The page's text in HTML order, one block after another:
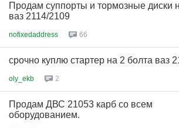
Продам суппорты и тормозные диски
ваз 2114/2109
nofixedaddress 66
срочно куплю стартер на 2 болта ваз
oly_ekb 2
Продам ДВС 21053 карб со всем
оборудованием.